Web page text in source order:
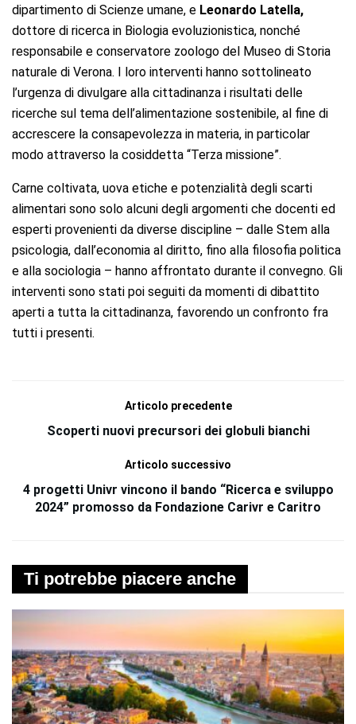
dipartimento di Scienze umane, e Leonardo Latella,
dottore di ricerca in Biologia evoluzionistica, nonché
responsabile e conservatore zoologo del Museo di Storia
naturale di Verona. I loro interventi hanno sottolineato
l’urgenza di divulgare alla cittadinanza i risultati delle
ricerche sul tema dell’alimentazione sostenibile, al fine di
accrescere la consapevolezza in materia, in particolar
modo attraverso la cosiddetta “Terza missione”.
Carne coltivata, uova etiche e potenzialità degli scarti
alimentari sono solo alcuni degli argomenti che docenti ed
esperti provenienti da diverse discipline – dalle Stem alla
psicologia, dall’economia al diritto, fino alla filosofia politica
e alla sociologia – hanno affrontato durante il convegno. Gli
interventi sono stati poi seguiti da momenti di dibattito
aperti a tutta la cittadinanza, favorendo un confronto fra
tutti i presenti.
Articolo precedente
Scoperti nuovi precursori dei globuli bianchi
Articolo successivo
4 progetti Univr vincono il bando “Ricerca e sviluppo
2024” promosso da Fondazione Carivr e Caritro
Ti potrebbe piacere anche